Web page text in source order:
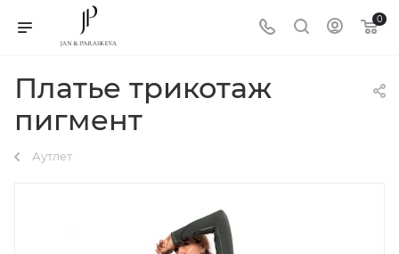
0
Платье трикотаж
пигмент
Аутлет